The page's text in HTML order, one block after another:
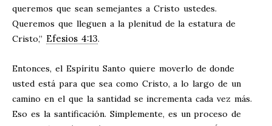
queremos que sean semejantes a Cristo ustedes.
Queremos que lleguen a la plenitud de la estatura de
Cristo,” Efesios 4:13.
Entonces, el Espíritu Santo quiere moverlo de donde
usted está para que sea como Cristo, a lo largo de un
camino en el que la santidad se incrementa cada vez más.
Eso es la santificación. Simplemente, es un proceso de